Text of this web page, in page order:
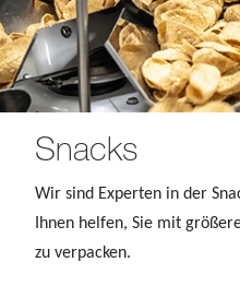
Snacks
Wir sind Experten in der
Ihnen helfen, Sie mit
zu verpacken.